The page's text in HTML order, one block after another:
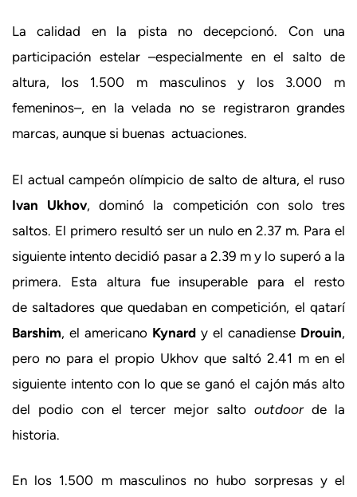
La calidad en la pista no decepcionó. Con una
participación estelar –especialmente en el salto de
altura, los 1.500 m masculinos y los 3.000 m
femeninos–, en la velada no se registraron grandes
marcas, aunque si buenas actuaciones.
El actual campeón olímpicio de salto de altura, el ruso
Ivan Ukhov, dominó la competición con solo tres
saltos. El primero resultó ser un nulo en 2.37 m. Para el
siguiente intento decidió pasar a 2.39 m y lo superó a la
primera. Esta altura fue insuperable para el resto
de saltadores que quedaban en competición, el qatarí
Barshim, el americano Kynard y el canadiense Drouin,
pero no para el propio Ukhov que saltó 2.41 m en el
siguiente intento con lo que se ganó el cajón más alto
del podio con el tercer mejor salto outdoorde la
historia.
En los 1.500 m masculinos no hubo sorpresas y el